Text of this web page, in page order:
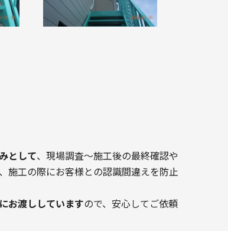
として、現場調査〜施工後の最終確認や
施工の際にお客様との認識間違えを防止
お渡ししていますので、安心してご依頼